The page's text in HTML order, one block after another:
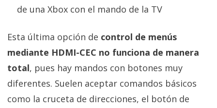
de una Xbox con el mando de la TV
Esta última opción de control de menús
mediante HDMI-CEC no funciona de manera
total, pues hay mandos con botones muy
diferentes. Suelen aceptar comandos básicos
como la cruceta de direcciones, el botón de